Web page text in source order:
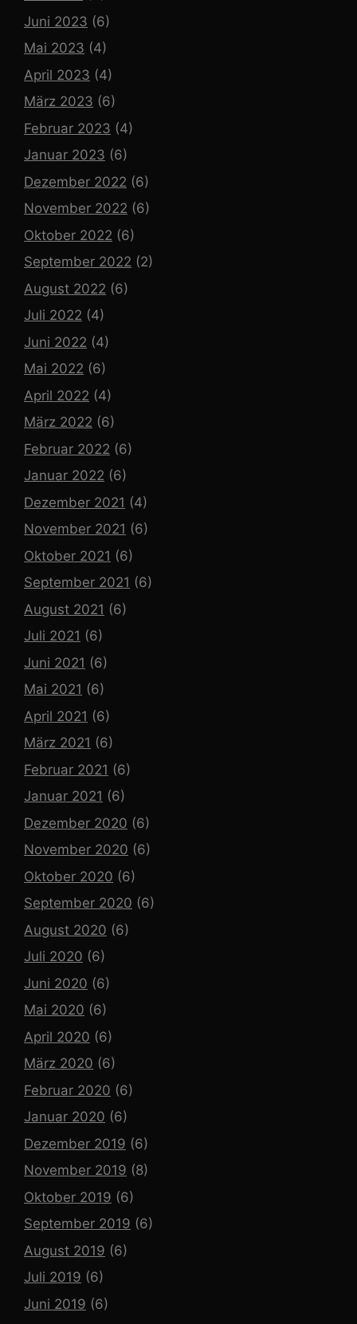
Juni 2023 (6)
Mai 2023 (4)
April 2023 (4)
März 2023 (6)
Februar 2023 (4)
Januar 2023 (6)
Dezember 2022 (6)
November 2022 (6)
Oktober 2022 (6)
September 2022 (2)
August 2022 (6)
Juli 2022 (4)
Juni 2022 (4)
Mai 2022 (6)
April 2022 (4)
März 2022 (6)
Februar 2022 (6)
Januar 2022 (6)
Dezember 2021 (4)
November 2021 (6)
Oktober 2021 (6)
September 2021 (6)
August 2021 (6)
Juli 2021 (6)
Juni 2021 (6)
Mai 2021 (6)
April 2021 (6)
März 2021 (6)
Februar 2021 (6)
Januar 2021 (6)
Dezember 2020 (6)
November 2020 (6)
Oktober 2020 (6)
September 2020 (6)
August 2020 (6)
Juli 2020 (6)
Juni 2020 (6)
Mai 2020 (6)
April 2020 (6)
März 2020 (6)
Februar 2020 (6)
Januar 2020 (6)
Dezember 2019 (6)
November 2019 (8)
Oktober 2019 (6)
September 2019 (6)
August 2019 (6)
Juli 2019 (6)
Juni 2019 (6)